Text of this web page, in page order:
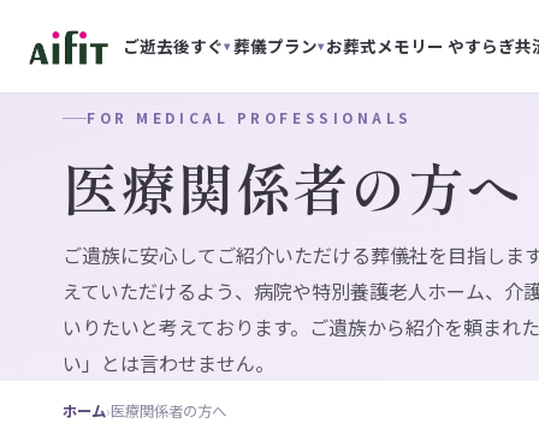
ご逝去後すぐ▾ 葬儀プラン▾ お葬式メモリー やすらぎ共
FOR MEDICAL PROFESSIONALS
医療関係者の方へ
ご遺族に安心してご紹介いただける葬儀社を目指しま
えていただけるよう、病院や特別養護老人ホーム、介
いりたいと考えております。ご遺族から紹介を頼まれ
い」とは言わせません。
ホーム›医療関係者の方へ